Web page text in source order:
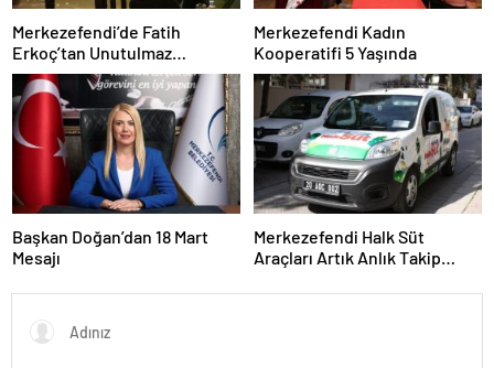
Merkezefendi’de Fatih
Erkoç’tan Unutulmaz
Ramazan Konseri
Merkezefendi Kadın
Kooperatifi 5 Yaşında
Başkan Doğan’dan 18 Mart
Mesajı
Merkezefendi Halk Süt
Araçları Artık Anlık Takip